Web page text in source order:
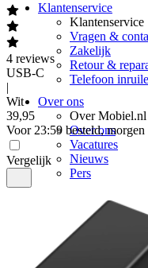
Klantenservice
Klantenservice
Vragen &
Zakelijk
Retour &
Telefoon
Over ons
Over Mobiel.nl
Over ons
Vacatures
Nieuws
Pers
4 reviews
USB-C
|
Wit
39,95
Voor 23:59 besteld,
Vergelijk